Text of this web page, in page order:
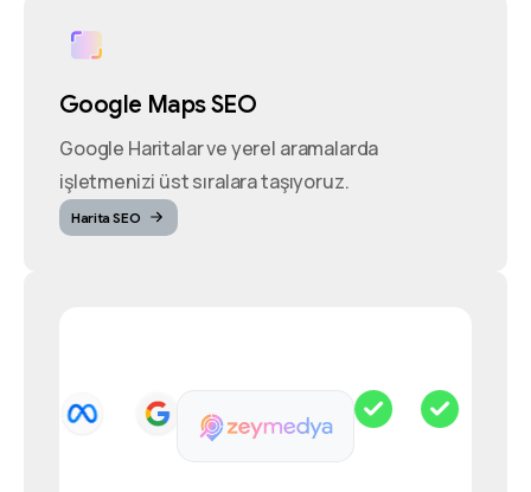
Google Maps SEO
Google Haritalar ve yerel aramalarda
işletmenizi üst sıralara taşıyoruz.
Harita SEO